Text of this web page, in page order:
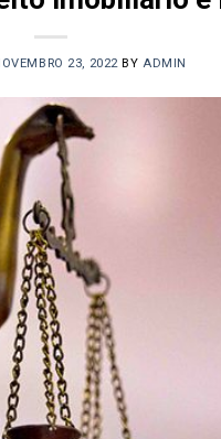
23, 2022BYADMIN